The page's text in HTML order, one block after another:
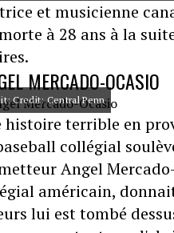
et musicienne
à 28 ans à la
MERCADO-OCASIO
Credit: Central Penn
histoire terrible en
collégial
Angel
américain,
lui est tombé